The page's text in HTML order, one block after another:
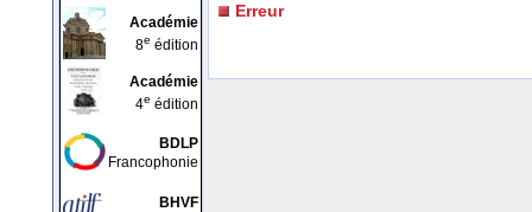
Académie
8e édition
Académie
4e édition
BDLP
Francophonie
BHVF
Erreur